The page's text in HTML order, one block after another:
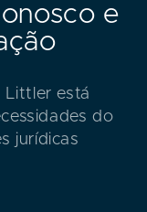
e
Littler está
do
jurídicas